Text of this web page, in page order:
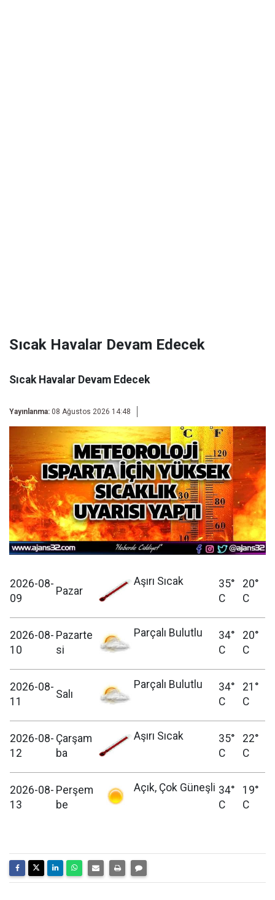
Sıcak Havalar Devam Edecek
Sıcak Havalar Devam Edecek
Yayınlanma: 08 Ağustos 2026 14:48
2026-08-
09
Pazar
Aşırı Sıcak
35°
C
20°
C
2026-08-
10
Pazarte
si
Parçalı Bulutlu
34°
C
20°
C
2026-08-
11
Salı
Parçalı Bulutlu
34°
C
21°
C
2026-08-
12
Çarşam
ba
Aşırı Sıcak
35°
C
22°
C
2026-08-
13
Perşem
be
Açık, Çok Güneşli 34°
C
19°
C